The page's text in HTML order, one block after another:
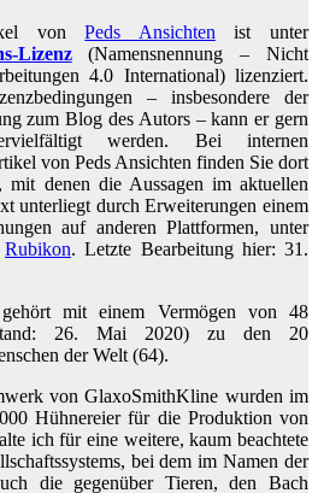
vonPeds Ansichten ist unter
Lizenz(Namensnennung – Nicht
4.0 International) lizenziert.
– insbesondere der
zum Blog des Autors – kann er gern
werden. Bei internen
von Peds Ansichten finden Sie dort
mit denen die Aussagen im aktuellen
unterliegt durch Erweiterungen einem
auf anderen Plattformen, unter
Rubikon. Letzte Bearbeitung hier: 31.
mit einem Vermögen von 48
26. Mai 2020) zu den 20
der Welt (64).
von GlaxoSmithKline wurden im
Hühnereier für die Produktion von
ich für eine weitere, kaum beachtete
bei dem im Namen der
die gegenüber Tieren, den Bach